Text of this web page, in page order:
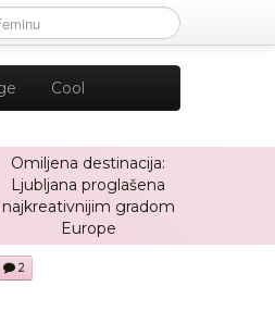
Cool
Omiljena destinacija:
Ljubljana proglašena
najkreativnijim gradom
Europe
2